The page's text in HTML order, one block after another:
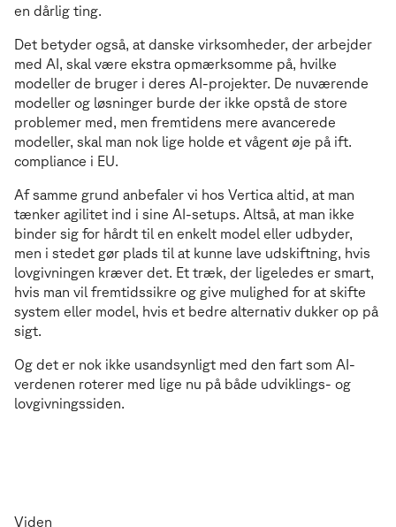
en dårlig ting.
Det betyder også, at danske virksomheder, der arbejder
med AI, skal være ekstra opmærksomme på, hvilke
modeller de bruger i deres AI-projekter. De nuværende
modeller og løsninger burde der ikke opstå de store
problemer med, men fremtidens mere avancerede
modeller, skal man nok lige holde et vågent øje på ift.
compliance i EU.
Af samme grund anbefaler vi hos Vertica altid, at man
tænker agilitet ind i sine AI-setups. Altså, at man ikke
binder sig for hårdt til en enkelt model eller udbyder,
men i stedet gør plads til at kunne lave udskiftning, hvis
lovgivningen kræver det. Et træk, der ligeledes er smart,
hvis man vil fremtidssikre og give mulighed for at skifte
system eller model, hvis et bedre alternativ dukker op på
sigt.
Og det er nok ikke usandsynligt med den fart som AI-
verdenen roterer med lige nu på både udviklings- og
lovgivningssiden.
Viden